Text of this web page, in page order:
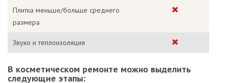
Плитка меньше/больше среднего
размера
Звуко и теплоизоляция
В косметическом ремонте можно выделить
следующие этапы: